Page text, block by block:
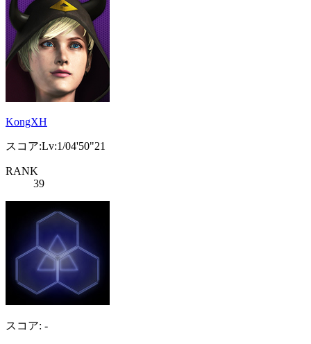
KongXH
スコア:Lv:1/04'50"21
RANK
39
スコア: -